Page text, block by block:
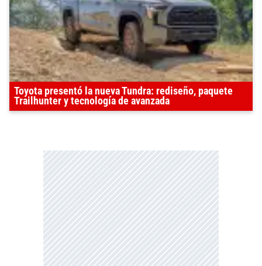
Toyota presentó la nueva Tundra: rediseño, paquete
Trailhunter y tecnología de avanzada